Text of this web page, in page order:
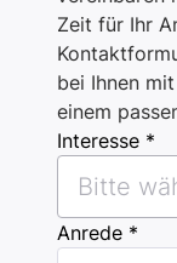
Zeit für Ihr
bei Ihnen
einem
Interesse *
Bitte
Anrede *